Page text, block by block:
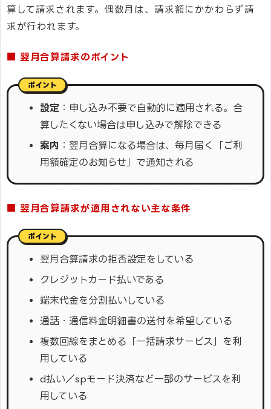
算して請求されます。偶数月は、請求額にかかわらず請
求が行われます。
■ 翌月合算請求のポイント
設定 ：申し込み不要で自動的に適用される。合
算したくない場合は申し込みで解除できる
案内 ：翌月合算になる場合は、毎月届く「ご利
用額確定のお知らせ」で通知される
■ 翌月合算請求が適用されない主な条件
翌月合算請求の拒否設定をしている
クレジットカード払いである
端末代金を分割払いしている
通話・通信料金明細書の送付を希望している
複数回線をまとめる「一括請求サービス」を利
用している
d払い／spモード決済など一部のサービスを利
用している